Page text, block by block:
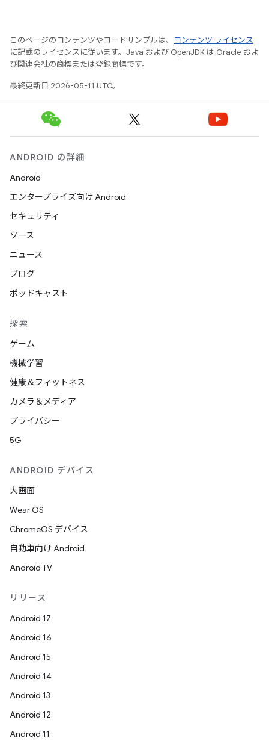
このページのコンテンツやコードサンプルは、
コンテンツ ライセンス
に記載のライセンスに従います。Java および OpenJDK は Oracle およ
び関連会社の商標または登録商標です。
最終更新日 2026-05-11 UTC。
ANDROID の詳細
Android
エンタープライズ向け Android
セキュリティ
ソース
ニュース
ブログ
ポッドキャスト
探索
ゲーム
機械学習
健康＆フィットネス
カメラ＆メディア
プライバシー
5G
ANDROID デバイス
大画面
Wear OS
ChromeOS デバイス
自動車向け Android
Android TV
リリース
Android 17
Android 16
Android 15
Android 14
Android 13
Android 12
Android 11